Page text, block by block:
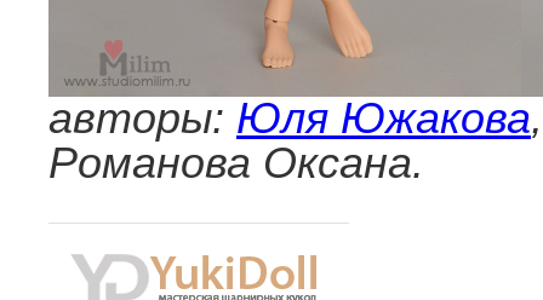
авторы: Юля Южакова
Романова Оксана.